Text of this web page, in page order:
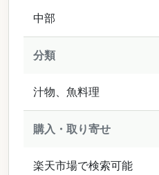
中部
分類
汁物、魚料理
購入・取り寄せ
楽天市場で検索可能